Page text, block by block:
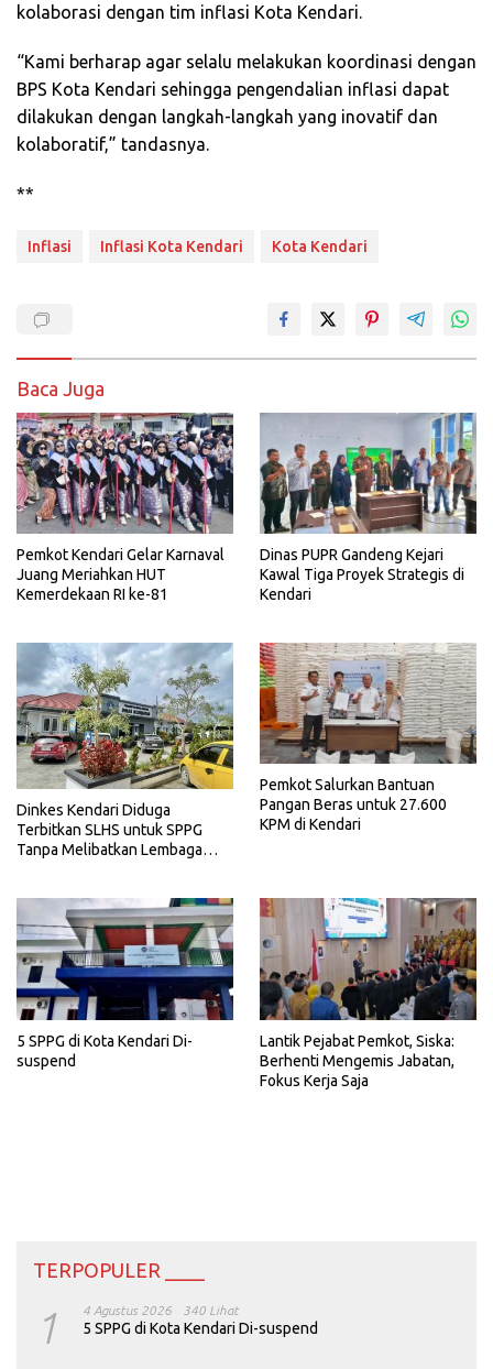
kolaborasi dengan tim inflasi Kota Kendari.
“Kami berharap agar selalu melakukan koordinasi dengan
BPS Kota Kendari sehingga pengendalian inflasi dapat
dilakukan dengan langkah-langkah yang inovatif dan
kolaboratif,” tandasnya.
**
Inflasi Inflasi Kota Kendari Kota Kendari
Baca Juga
Pemkot Kendari Gelar Karnaval
Juang Meriahkan HUT
Kemerdekaan RI ke-81
Dinas PUPR Gandeng Kejari
Kawal Tiga Proyek Strategis di
Kendari
Dinkes Kendari Diduga
Terbitkan SLHS untuk SPPG
Tanpa Melibatkan Lembaga
Pemkot Salurkan Bantuan
Pangan Beras untuk 27.600
KPM di Kendari
5 SPPG di Kota Kendari Di-
suspend
Lantik Pejabat Pemkot, Siska:
Berhenti Mengemis Jabatan,
Fokus Kerja Saja
TERPOPULER ____
1 4 Agustus 2026 340 Lihat
5 SPPG di Kota Kendari Di-suspend